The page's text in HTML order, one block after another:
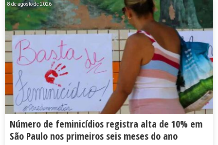
8 de agosto de 2026
Número de feminicídios registra alta de 10% em
São Paulo nos primeiros seis meses do ano